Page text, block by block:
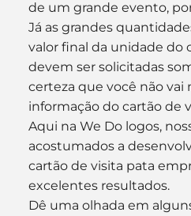
de um grande evento,
Já as grandes
valor final da unidade do
devem ser solicitadas
certeza que você não vai
informação do cartão de
Aqui na We Do logos,
acostumados a
cartão de visita pata
excelentes resultados.
Dê uma olhada em